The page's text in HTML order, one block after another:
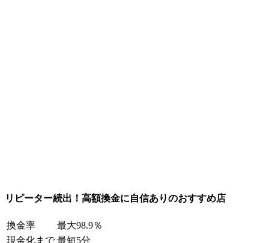
リピーター続出！高額換金に自信ありのおすすめ店
換金率
最大98.9％
現金化まで 最短5分